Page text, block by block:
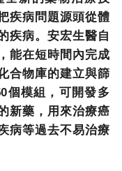
疾病問題源頭從體
疾病。安宏生醫自
能在短時間內完成
合物庫的建立與篩
個模組，可開發多
新藥，用來治療癌
病等過去不易治療